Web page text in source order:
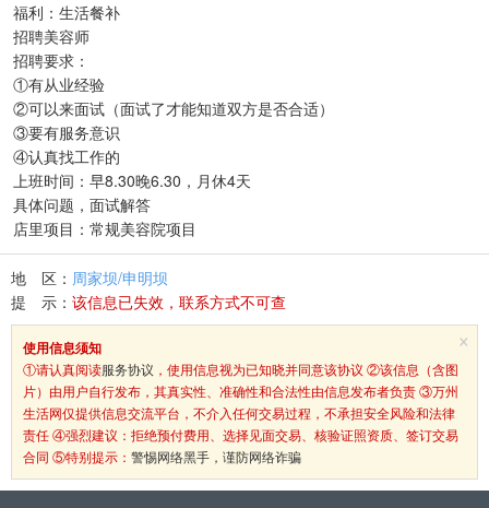
福利：生活餐补
招聘美容师
招聘要求：
①有从业经验
②可以来面试（面试了才能知道双方是否合适）
③要有服务意识
④认真找工作的
上班时间：早8.30晚6.30，月休4天
具体问题，面试解答
店里项目：常规美容院项目
地 区： 周家坝/申明坝
提 示： 该信息已失效，联系方式不可查
×
使用信息须知
①请认真阅读服务协议 ，使用信息视为已知晓并同意该协议 ②该信息（含图
片）由用户自行发布，其真实性、准确性和合法性由信息发布者负责 ③万州
生活网仅提供信息交流平台，不介入任何交易过程，不承担安全风险和法律
责任 ④强烈建议：拒绝预付费用、选择见面交易、核验证照资质、签订交易
合同 ⑤特别提示： 警惕网络黑手，谨防网络诈骗